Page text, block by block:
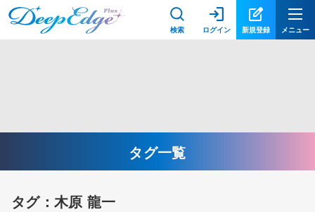
検索 ログイン 新規登録 メニュー
タグ一覧
タグ：木原 龍一